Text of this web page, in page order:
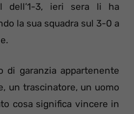
dell’1-3, ieri sera li ha
la sua squadra sul 3-0 a
di garanzia appartenente
un trascinatore, un uomo
cosa significa vincere in